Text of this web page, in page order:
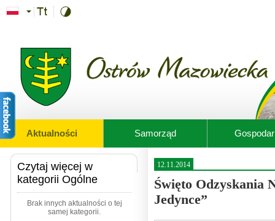
Przejdź do treści
Aktualności Samorząd
Czytaj więcej w
kategorii Ogólne
Brak innych aktualności o tej
samej kategorii.
12.11.2014
Święto Odzyskania
Jedynce”